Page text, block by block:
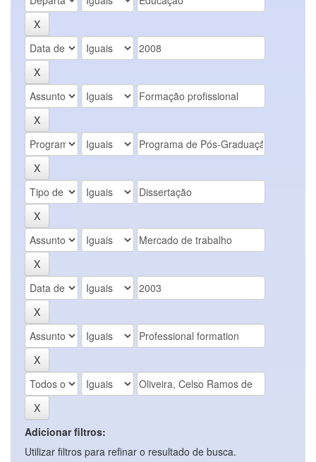
Adicionar filtros:
Utilizar filtros para refinar o resultado de busca.